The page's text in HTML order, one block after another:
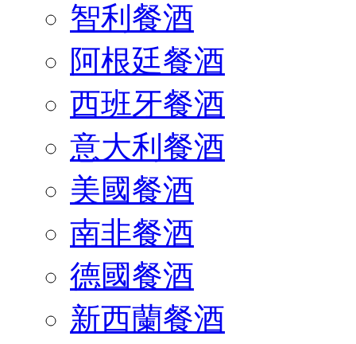
智利餐酒
阿根廷餐酒
西班牙餐酒
意大利餐酒
美國餐酒
南非餐酒
德國餐酒
新西蘭餐酒